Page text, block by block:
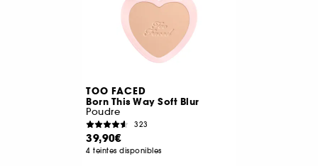
TOO FACED
Born This Way Soft Blur
Poudre
323
39,90€
4 teintes disponibles